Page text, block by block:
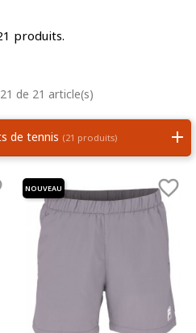
produits.
de 21 article(s)
de tennis (21 produits)

NOUVEAU